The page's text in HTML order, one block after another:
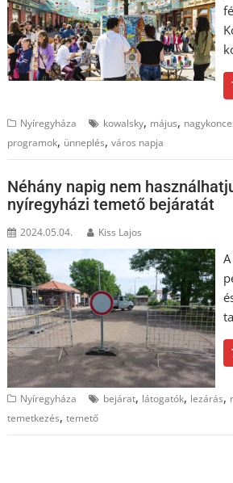
Nyíregyháza kowalsky, május,
programok, ünneplés,város napja
Néhány napig nem
nyíregyházi temető bejáratát
2024.05.04. Kiss Lajos
Nyíregyháza bejárat, látogatók, lezárás,
temetkezés,temető